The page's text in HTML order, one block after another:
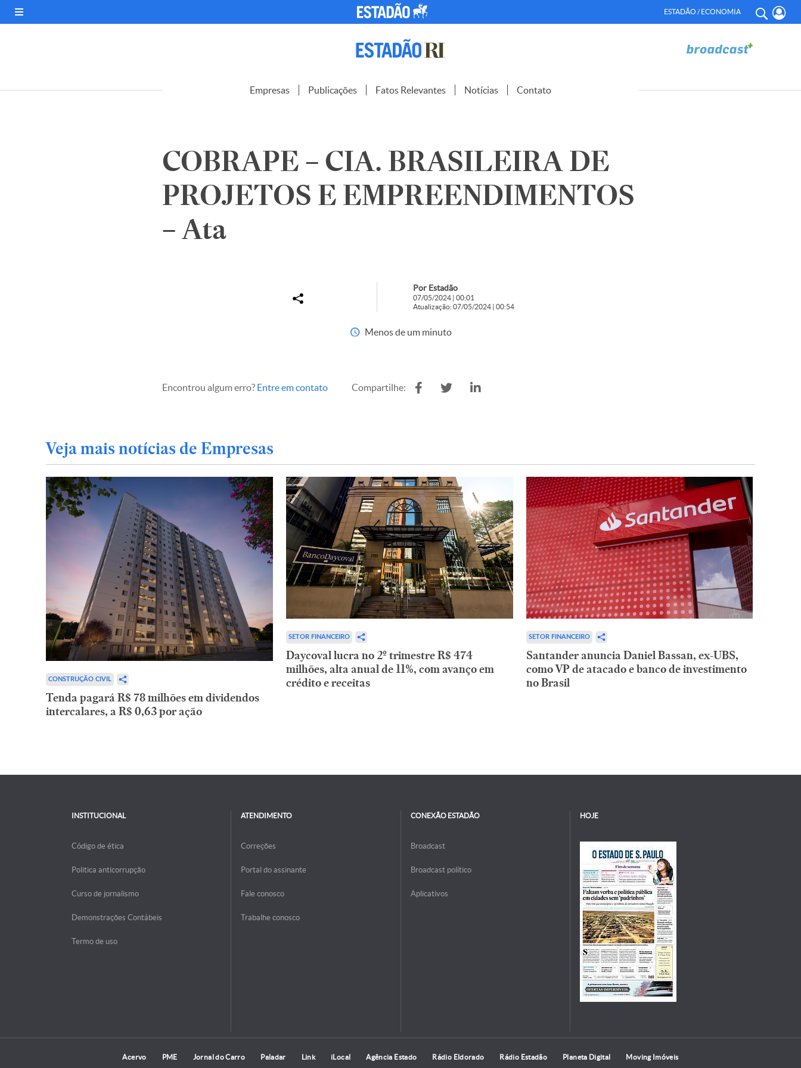
ESTADÃO / ECONOMIA
Empresas Publicações Fatos Relevantes Notícias Contato
COBRAPE – CIA. BRASILEIRA DE
PROJETOS E EMPREENDIMENTOS
– Ata
Por Estadão
07/05/2024 | 00:01
Atualização: 07/05/2024 | 00:54
Menos de um minuto
Encontrou algum erro? Entre em contato Compartilhe:
Veja mais notícias de Empresas
CONSTRUÇÃO CIVIL
Tenda pagará R$ 78 milhões em dividendos
intercalares, a R$ 0,63 por ação
SETOR FINANCEIRO
Daycoval lucra no 2º trimestre R$ 474
milhões, alta anual de 11%, com avanço em
crédito e receitas
SETOR FINANCEIRO
Santander anuncia Daniel Bassan, ex-UBS,
como VP de atacado e banco de investimento
no Brasil
INSTITUCIONAL
Código de ética
Politica anticorrupção
Curso de jornalismo
Demonstrações Contábeis
Termo de uso
ATENDIMENTO
Correções
Portal do assinante
Fale conosco
Trabalhe conosco
CONEXÃO ESTADÃO
Broadcast
Broadcast político
Aplicativos
HOJE
Acervo PME Jornal do Carro Paladar Link iLocal Agência Estado Rádio Eldorado Rádio Estadão Planeta Digital Moving Imóveis